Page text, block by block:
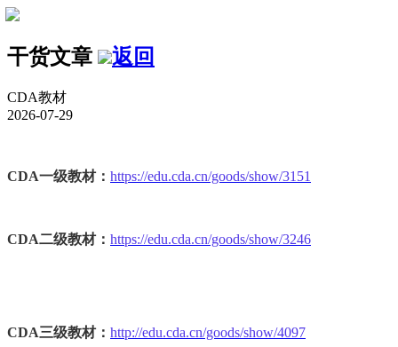
干货文章 返回
CDA教材
2026-07-29
CDA一级教材： https://edu.cda.cn/goods/show/3151
CDA二级教材： https://edu.cda.cn/goods/show/3246
CDA三级教材： http://edu.cda.cn/goods/show/4097